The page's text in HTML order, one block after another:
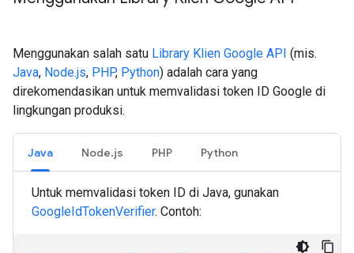
Menggunakan salah satu Library Klien Google API (mis.
Java, Node.js, PHP, Python) adalah cara yang
direkomendasikan untuk memvalidasi token ID Google di
lingkungan produksi.
Java Node.js PHP Python
Untuk memvalidasi token ID di Java, gunakan
GoogleIdTokenVerifier. Contoh: